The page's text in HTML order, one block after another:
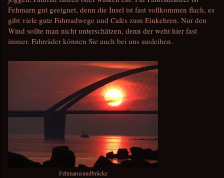
Fehmarn gut geeignet, denn die Insel ist fast vollkommen flach, es
gibt viele gute Fahrradwege und Cafes zum Einkehren. Nur den
Wind sollte man nicht unterschätzen, denn der weht hier fast
immer. Fahrräder können Sie auch bei uns ausleihen.
Fehmarnsundbrücke